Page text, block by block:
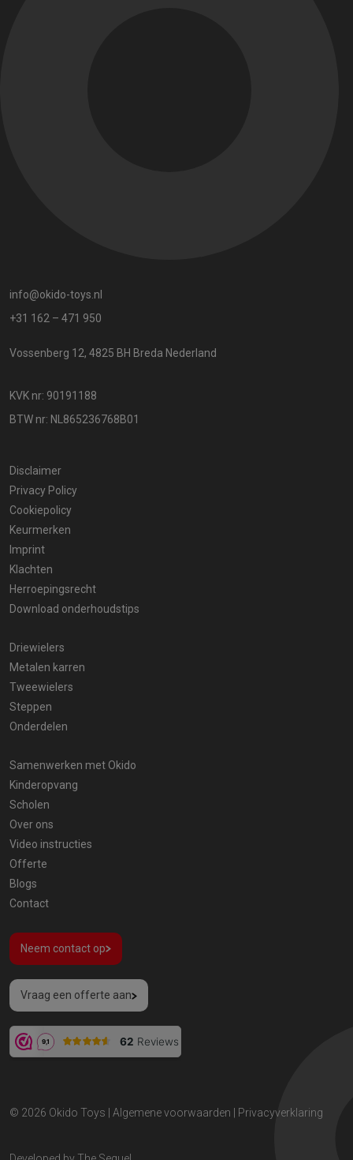
info@okido-toys.nl
+31 162 – 471 950
Vossenberg 12, 4825 BH Breda Nederland
KVK nr: 90191188
BTW nr: NL865236768B01
Disclaimer
Privacy Policy
Cookiepolicy
Keurmerken
Imprint
Klachten
Herroepingsrecht
Download onderhoudstips
Driewielers
Metalen karren
Tweewielers
Steppen
Onderdelen
Samenwerken met Okido
Kinderopvang
Scholen
Over ons
Video instructies
Offerte
Blogs
Contact
Neem contact op
Vraag een offerte aan
© 2026 Okido Toys Algemene voorwaarden Privacyverklaring